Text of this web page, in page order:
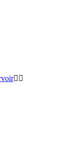
 